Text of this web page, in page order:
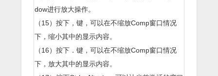
dow进行放大操作。
（15）按下，键，可以在不缩放Comp窗口情况
下，缩小其中的显示内容。
（16）按下．键，可以在不缩放Comp窗口情况
下，放大其中的显示内容。